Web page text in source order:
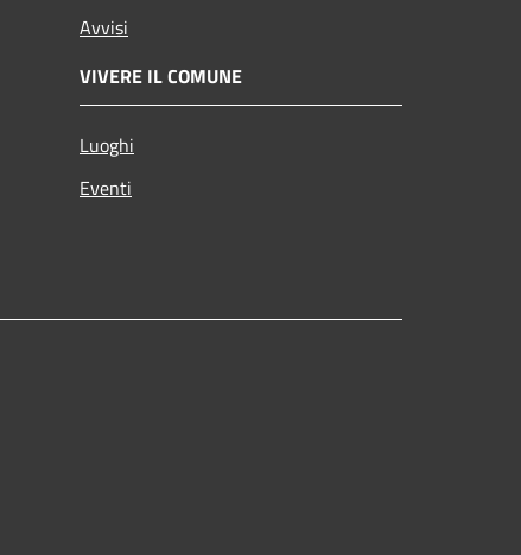
Avvisi
VIVERE IL COMUNE
Luoghi
Eventi